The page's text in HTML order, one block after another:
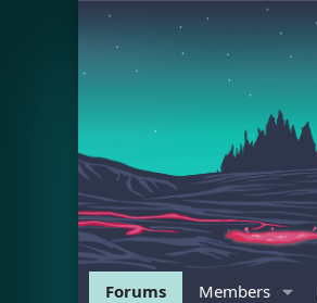
Forums Members